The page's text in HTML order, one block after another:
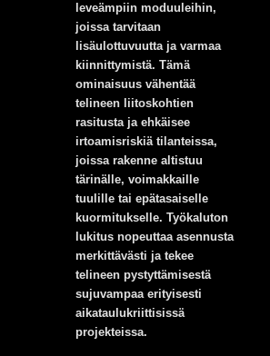
leveämpiin moduuleihin,
joissa tarvitaan
lisäulottuvuutta ja varmaa
kiinnittymistä. Tämä
ominaisuus vähentää
telineen liitoskohtien
rasitusta ja ehkäisee
irtoamisriskiä tilanteissa,
joissa rakenne altistuu
tärinälle, voimakkaille
tuulille tai epätasaiselle
kuormitukselle. Työkaluton
lukitus nopeuttaa asennusta
merkittävästi ja tekee
telineen pystyttämisestä
sujuvampaa erityisesti
aikataulukriittisissä
projekteissa.